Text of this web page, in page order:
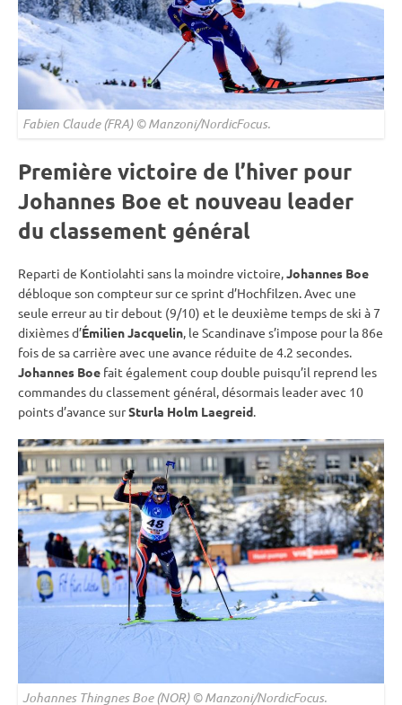
Fabien Claude (FRA) © Manzoni/NordicFocus.
Première victoire de l’hiver pour
Johannes Boe et nouveau leader
du classement général
Reparti de Kontiolahti sans la moindre victoire,Johannes Boe
débloque son compteur sur ce sprint d’Hochfilzen. Avec une
seule erreur au tirdebout (9/10) et le deuxième temps de ski à 7
dixièmes d’Émilien Jacquelin, le Scandinave s’impose pour la 86e
fois de sa carrière avec une avance réduite de 4.2 secondes.
Johannes Boe fait également coup double puisqu’il reprend les
commandes du classement général, désormais leader avec 10
points d’avance surSturla Holm Laegreid.
Johannes Thingnes Boe (NOR) © Manzoni/NordicFocus.